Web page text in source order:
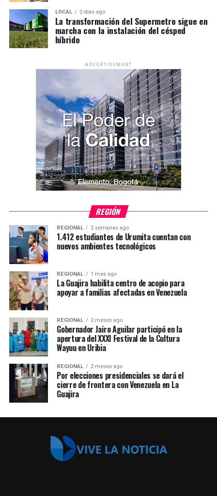
LOCAL 2 días ago
La transformación del Supermetro sigue en
marcha con la instalación del césped
híbrido
ADVERTISEMENT
REGIÓN
REGIONAL 2 semanas ago
1.412 estudiantes de Urumita cuentan con
nuevos ambientes tecnológicos
REGIONAL 1 mes ago
La Guajira habilita centro de acopio para
apoyar a familias afectadas en Venezuela
REGIONAL 2 meses ago
Gobernador Jairo Aguilar participó en la
apertura del XXXI Festival de la Cultura
Wayuu en Uribia
REGIONAL 2 meses ago
Por elecciones presidenciales se dará el
cierre de frontera con Venezuela en La
Guajira